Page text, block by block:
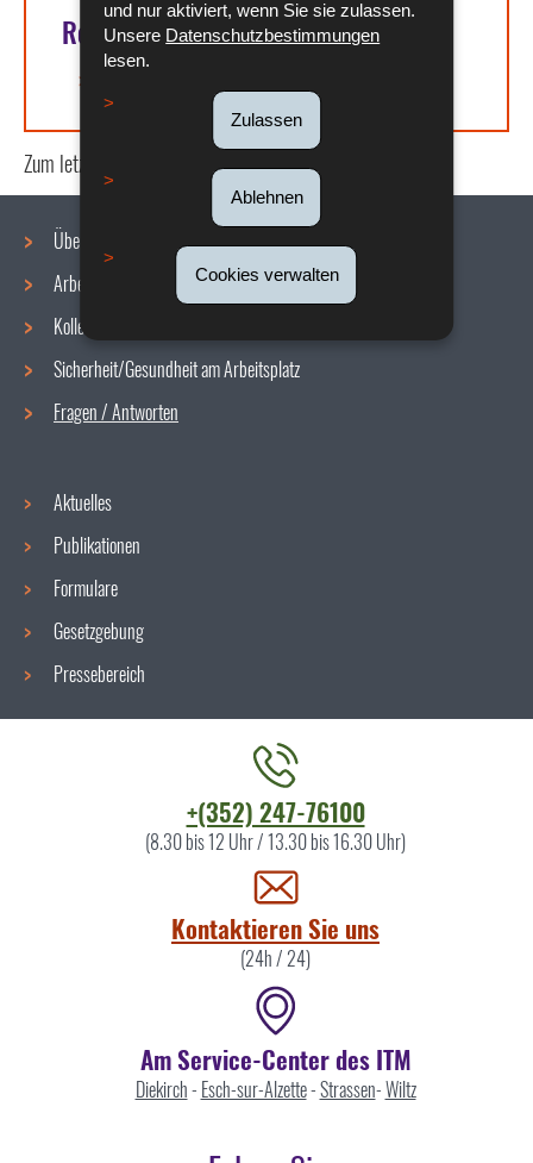
und nur aktiviert, wenn Sie sie zulassen.
Unsere Datenschutzbestimmungen
lesen.
Zulassen
Ablehnen
Cookies verwalten
Rechtsgrundlagen
Zum letzten Mal aktualisiert am27/04/2026
Navigationsmenü
Über uns
Arbeitsbedingungen
Kollektive Vereinbarungen
Sicherheit/Gesundheit am Arbeitsplatz
Fragen / Antworten
Aktuelles
Publikationen
Formulare
Gesetzgebung
Pressebereich
+(352) 247-76100
(8.30 bis 12 Uhr / 13.30 bis 16.30 Uhr)
Kontaktieren Sie uns
(24h / 24)
Am Service-Center des ITM
Diekirch- Esch-sur-Alzette-Strassen-Wiltz